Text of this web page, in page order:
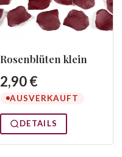
Rosenblüten klein
2,90 €
AUSVERKAUFT
DETAILS